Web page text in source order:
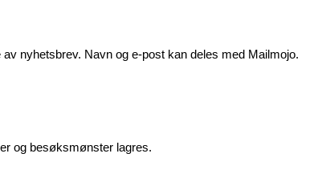
nyhetsbrev. Navn og e-post kan deles med Mailmojo.
og besøksmønster lagres.